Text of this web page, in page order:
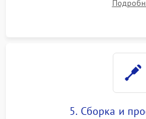
BIOS или замена
5. Сборка и